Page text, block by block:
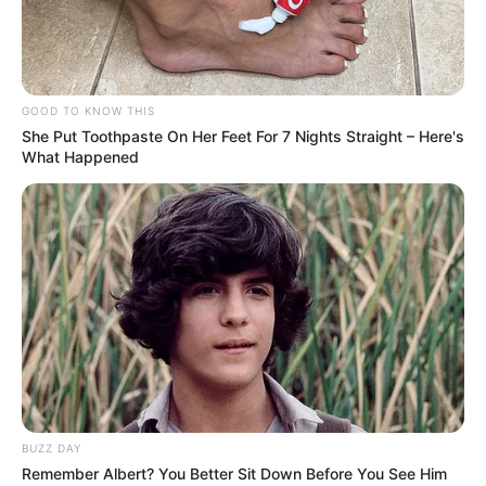
GOOD TO KNOW THIS
She Put Toothpaste On Her Feet For 7 Nights Straight – Here's
What Happened
BUZZ DAY
Remember Albert? You Better Sit Down Before You See Him